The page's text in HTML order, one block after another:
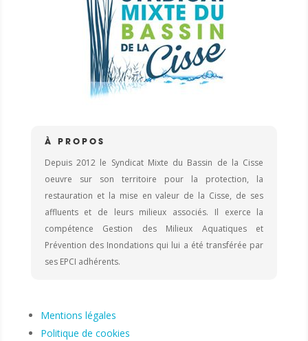
À PROPOS
Depuis 2012 le Syndicat Mixte du Bassin de la Cisse
oeuvre sur son territoire pour la protection, la
restauration et la mise en valeur de la Cisse, de ses
affluents et de leurs milieux associés. Il exerce la
compétence Gestion des Milieux Aquatiques et
Prévention des Inondations qui lui a été transférée par
ses EPCI adhérents.
Mentions légales
Politique de cookies